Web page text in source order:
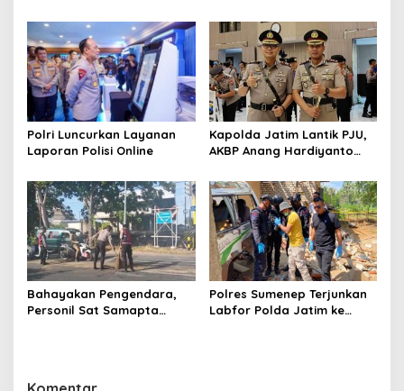
Polri Luncurkan Layanan
Laporan Polisi Online
Kapolda Jatim Lantik PJU,
AKBP Anang Hardiyanto
Bahayakan Pengendara,
Personil Sat Samapta
Polres Sumenep Terjunkan
Labfor Polda Jatim ke